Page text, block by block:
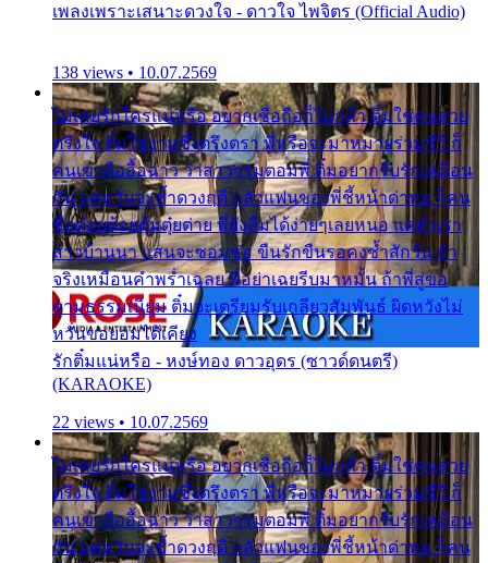
เพลงเพราะเสนาะดวงใจ - ดาวใจ ไพจิตร (Official Audio)
138 views • 10.07.2569
ไม่เคยรักใครแน่หรือ อยากเชื่อถือก็ไม่กล้า ติ๋มใช่คนสวย
ตรึงใจ ติ๋มใช่งามซึ้งตรึงตรา พี่หรือจะมาหมายร่วมชีวี ก็
คนเขาลืออื้อฉาว ว่าสาวๆรุมตอมพี่ ติ๋มอยากรับรักเหมือน
กัน แต่หวั่นจะช้ำดวงฤดี กลัวแฟนของพี่ชี้หน้าด่าทอ ก็คน
ชื่อต๋อยต้อยตุ้มตุ๋ยต่าย พี่ยังลืมได้ง่ายๆเลยหนอ แค่ตัวเรา
สาวบ้านนา แสนจะซอมซ่อ ขืนรักขืนรอคงช้ำสักวัน ถ้า
จริงเหมือนคำพร่ำเฉลย พี่อย่าเฉยรีบมาหมั้น ถ้าพี่สู่ขอ
ตามธรรมเนียม ติ๋มจะเตรียมรับเกลียวสัมพันธ์ ผิดหวังไม่
หวั่นขอยอมได้เคียง
รักติ๋มแน่หรือ - หงษ์ทอง ดาวอุดร (ซาวด์ดนตรี)
(KARAOKE)
22 views • 10.07.2569
ไม่เคยรักใครแน่หรือ อยากเชื่อถือก็ไม่กล้า ติ๋มใช่คนสวย
ตรึงใจ ติ๋มใช่งามซึ้งตรึงตรา พี่หรือจะมาหมายร่วมชีวี ก็
คนเขาลืออื้อฉาว ว่าสาวๆรุมตอมพี่ ติ๋มอยากรับรักเหมือน
กัน แต่หวั่นจะช้ำดวงฤดี กลัวแฟนของพี่ชี้หน้าด่าทอ ก็คน